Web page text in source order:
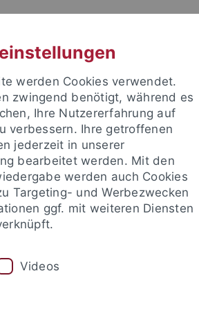
EINRICHTUNGEN
lernen Forschung Welcome
Ausland
Germany
werden Cookies verwendet.
zwingend benötigt, während es
Ihre Nutzererfahrung auf
verbessern. Ihre getroffenen
jederzeit in unserer
bearbeitet werden. Mit den
werden auch Cookies
Targeting- und Werbezwecken
ggf. mit weiteren Diensten
Videos